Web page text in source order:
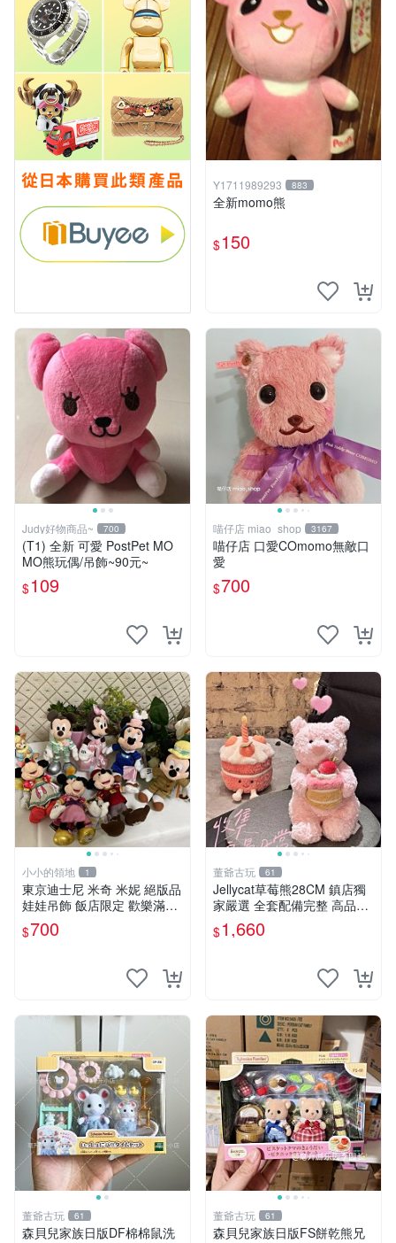
Y1711989293 883
全新momo熊
$150
Judy好物商品~ 700
(T1) 全新 可愛 PostPet MO
MO熊玩偶/吊飾~90元~
$109
喵仔店 miao_shop 3167
喵仔店 口愛COmomo無敵口
愛
$700
小小的領地 1
東京迪士尼 米奇 米妮 絕版品
娃娃吊飾 飯店限定 歡樂滿人
間 復活節
$700
董爺古玩 61
Jellycat草莓熊28CM 鎮店獨
家嚴選 全套配備完整 高品質
收藏好物 紋章 玩具熊 定制熊
$1,660
董爺古玩 61
森貝兒家族日版DF棉棉鼠洗
董爺古玩 61
森貝兒家族日版FS餅乾熊兄